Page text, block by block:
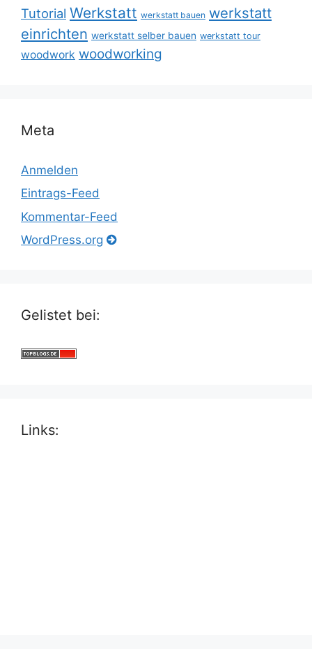
Tutorial Werkstatt werkstatt bauen werkstatt
einrichten werkstatt selber bauen werkstatt tour
woodwork woodworking
Meta
Anmelden
Eintrags-Feed
Kommentar-Feed
WordPress.org
Gelistet bei:
Links: